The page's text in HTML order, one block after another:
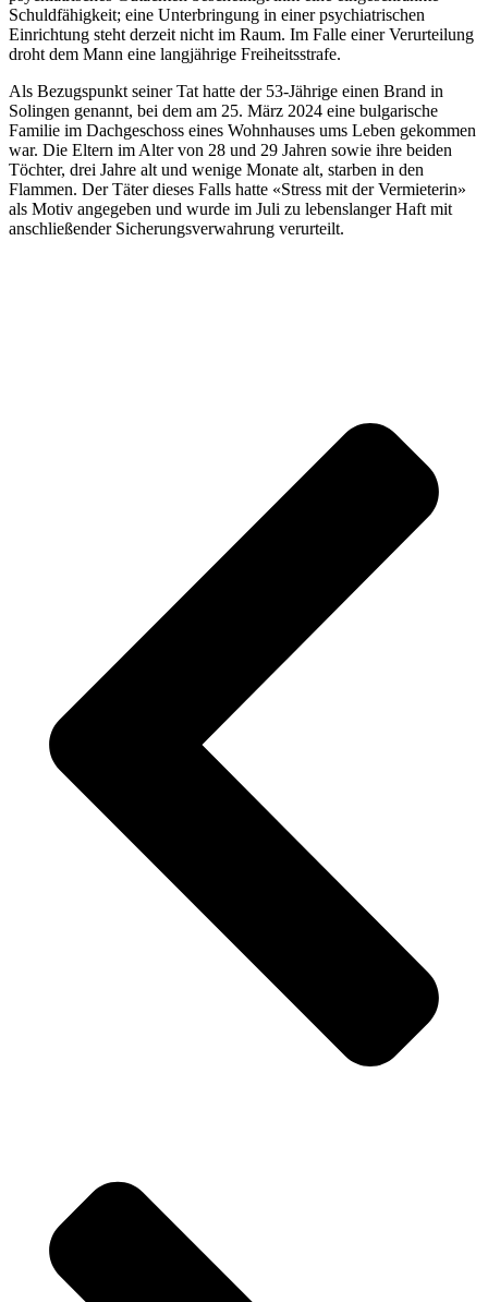
Schuldfähigkeit; eine Unterbringung in einer psychiatrischen
Einrichtung steht derzeit nicht im Raum. Im Falle einer Verurteilung
droht dem Mann eine langjährige Freiheitsstrafe.
Als Bezugspunkt seiner Tat hatte der 53-Jährige einen Brand in
Solingen genannt, bei dem am 25. März 2024 eine bulgarische
Familie im Dachgeschoss eines Wohnhauses ums Leben gekommen
war. Die Eltern im Alter von 28 und 29 Jahren sowie ihre beiden
Töchter, drei Jahre alt und wenige Monate alt, starben in den
Flammen. Der Täter dieses Falls hatte «Stress mit der Vermieterin»
als Motiv angegeben und wurde im Juli zu lebenslanger Haft mit
anschließender Sicherungsverwahrung verurteilt.